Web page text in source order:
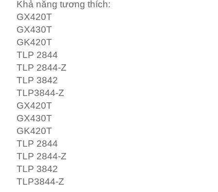
Khả năng tương thích:
GX420T
GX430T
GK420T
TLP 2844
TLP 2844-Z
TLP 3842
TLP3844-Z
GX420T
GX430T
GK420T
TLP 2844
TLP 2844-Z
TLP 3842
TLP3844-Z